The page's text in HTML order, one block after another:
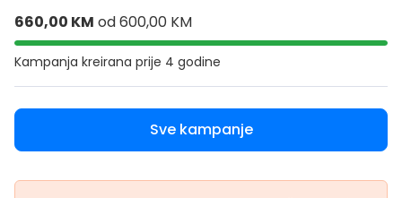
660,00 KM od600,00 KM
Kampanja kreirana prije 4 godine
Sve kampanje